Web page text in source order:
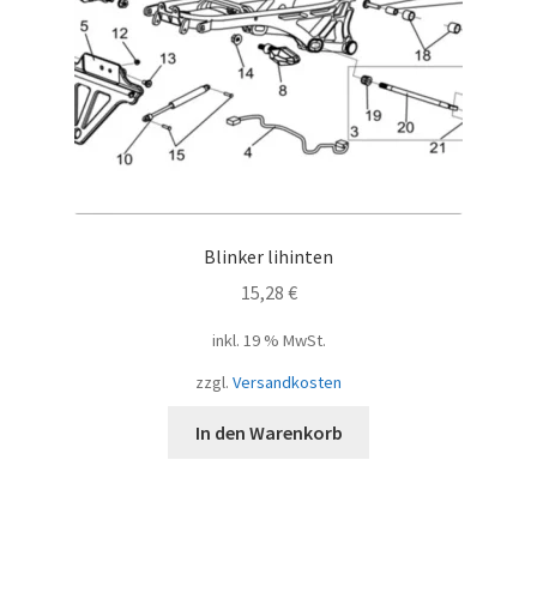
Blinker lihinten
15,28 €
inkl. 19 % MwSt.
zzgl. Versandkosten
In den Warenkorb